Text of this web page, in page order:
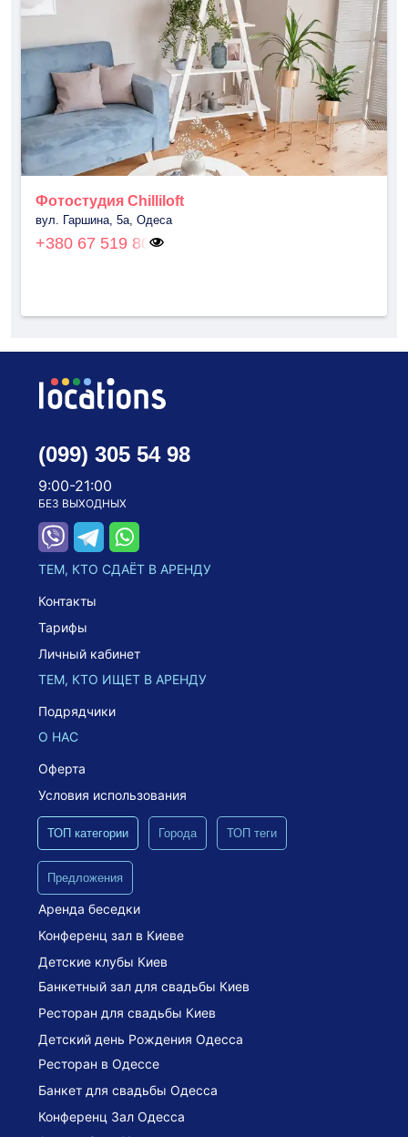
Фотостудия Chilliloft
вул. Гаршина, 5а, Одеса
+380 67 519 80
(099) 305 54 98
9:00-21:00
БЕЗ ВЫХОДНЫХ
ТЕМ, КТО СДАЁТ В АРЕНДУ
Контакты
Тарифы
Личный кабинет
ТЕМ, КТО ИЩЕТ В АРЕНДУ
Подрядчики
О НАС
Оферта
Условия использования
ТОП категории Города ТОП теги
Предложения
Аренда беседки
Конференц зал в Киеве
Детские клубы Киев
Банкетный зал для свадьбы Киев
Ресторан для свадьбы Киев
Детский день Рождения Одесса
Ресторан в Одессе
Банкет для свадьбы Одесса
Конференц Зал Одесса